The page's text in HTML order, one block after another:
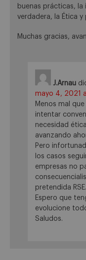
buenas prácticas, la
verdadera, la Ética
Muchas gracias,
J.Arnau
mayo 4, 2021
Menos mal
intentar
necesidad
avanzando
Pero
los casos
empresas no
pretendida RSE.
Espero que
evolucione
Saludos.